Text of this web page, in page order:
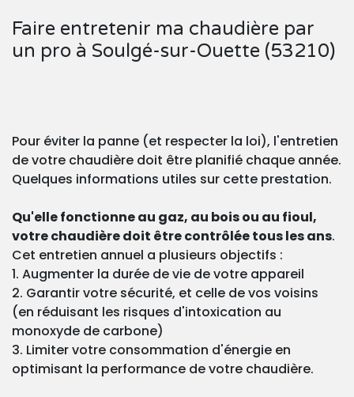
Faire entretenir ma chaudière par
un pro à Soulgé-sur-Ouette (53210)
Pour éviter la panne (et respecter la loi), l'entretien
de votre chaudière doit être planifié chaque année.
Quelques informations utiles sur cette prestation.
Qu'elle fonctionne au gaz, au bois ou au fioul,
votre chaudière doit être contrôlée tous les ans.
Cet entretien annuel a plusieurs objectifs :
1. Augmenter la durée de vie de votre appareil
2. Garantir votre sécurité, et celle de vos voisins
(en réduisant les risques d'intoxication au
monoxyde de carbone)
3. Limiter votre consommation d'énergie en
optimisant la performance de votre chaudière.